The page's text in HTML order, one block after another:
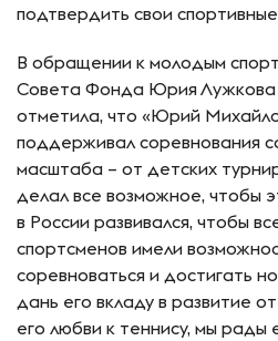
подтвердить свои
В обращении к молодым
Совета Фонда Юрия Лужкова
отметила, что «Юрий
поддерживал соревнования
масштаба – от детских
делал все возможное, чтобы
в России развивался, чтобы
спортсменов имели
соревноваться и достигать
дань его вкладу в развитие
его любви к теннису, мы рады